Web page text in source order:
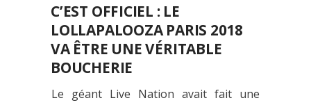
C’EST OFFICIEL : LE
LOLLAPALOOZA PARIS 2018
VA ÊTRE UNE VÉRITABLE
BOUCHERIE
Le géant Live Nation avait fait une